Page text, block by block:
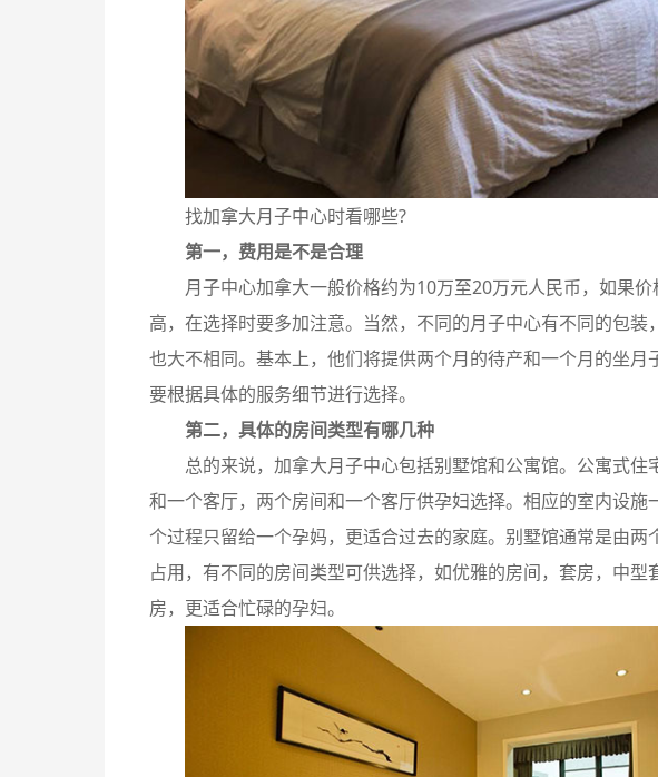
找加拿大月子中心时看哪些?
第一，费用是不是合理
月子中心加拿大一般价格约为10万至20万元人民币，如果
高，在选择时要多加注意。当然，不同的月子中心有不同的包装
也大不相同。基本上，他们将提供两个月的待产和一个月的坐月
要根据具体的服务细节进行选择。
第二，具体的房间类型有哪几种
总的来说，加拿大月子中心包括别墅馆和公寓馆。公寓式住
和一个客厅，两个房间和一个客厅供孕妇选择。相应的室内设施
个过程只留给一个孕妈，更适合过去的家庭。别墅馆通常是由两
占用，有不同的房间类型可供选择，如优雅的房间，套房，中型
房，更适合忙碌的孕妇。